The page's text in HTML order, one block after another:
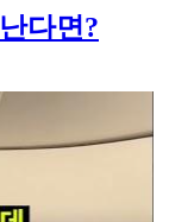
다면?